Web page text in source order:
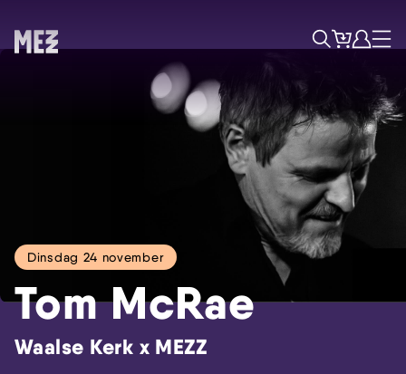
ZoekTicketsAccount
Menu
Dinsdag 24 november
Tom McRae
Waalse Kerk x MEZZ